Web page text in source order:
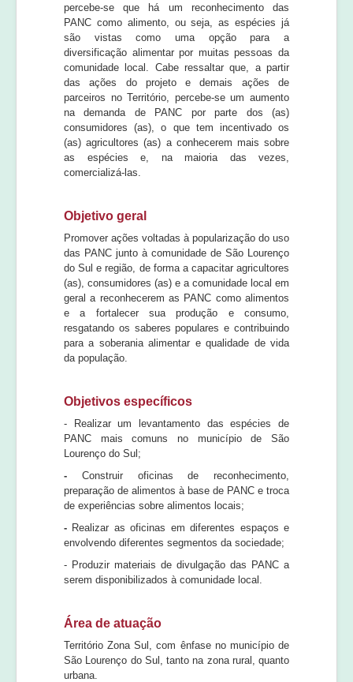
percebe-se que há um reconhecimento das
PANC como alimento, ou seja, as espécies já
são vistas como uma opção para a
diversificação alimentar por muitas pessoas da
comunidade local. Cabe ressaltar que, a partir
das ações do projeto e demais ações de
parceiros no Território, percebe-se um aumento
na demanda de PANC por parte dos (as)
consumidores (as), o que tem incentivado os
(as) agricultores (as) a conhecerem mais sobre
as espécies e, na maioria das vezes,
comercializá-las.
Objetivo geral
Promover ações voltadas à popularização do uso
das PANC junto à comunidade de São Lourenço
do Sul e região, de forma a capacitar agricultores
(as), consumidores (as) e a comunidade local em
geral a reconhecerem as PANC como alimentos
e a fortalecer sua produção e consumo,
resgatando os saberes populares e contribuindo
para a soberania alimentar e qualidade de vida
da população.
Objetivos específicos
- Realizar um levantamento das espécies de
PANC mais comuns no município de São
Lourenço do Sul;
- Construir oficinas de reconhecimento,
preparação de alimentos à base de PANC e troca
de experiências sobre alimentos locais;
- Realizar as oficinas em diferentes espaços e
envolvendo diferentes segmentos da sociedade;
- Produzir materiais de divulgação das PANC a
serem disponibilizados à comunidade local.
Área de atuação
Território Zona Sul, com ênfase no município de
São Lourenço do Sul, tanto na zona rural, quanto
urbana.